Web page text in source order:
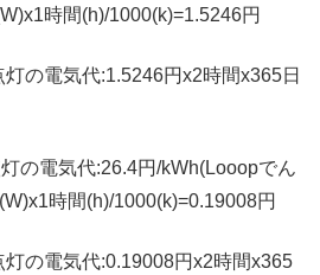
時間(h)/1000(k)=1.5246円
の電気代:1.5246円x2時間x365日
の電気代:26.4円/kWh(Looopでん
時間(h)/1000(k)=0.19008円
の電気代:0.19008円x2時間x365